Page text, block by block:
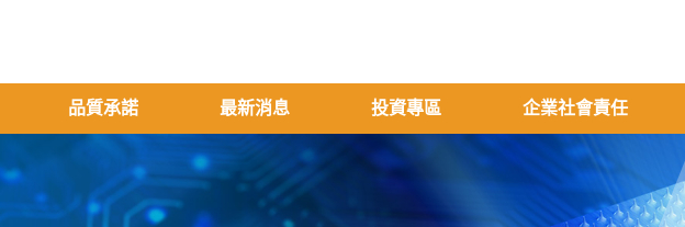
品質承諾 最新消息 投資專區 企業社會責任